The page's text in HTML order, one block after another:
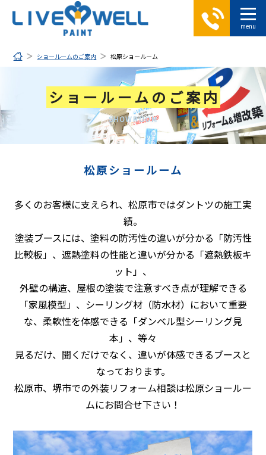
ショールームのご案内 松原ショールーム
ショールームのご案内
SHOWROOM
松原ショールーム
多くのお客様に支えられ、松原市ではダントツの施工実
績。
塗装ブースには、塗料の防汚性の違いが分かる「防汚性
比較板」、遮熱塗料の性能と違いが分かる「遮熱鉄板キ
ット」、
外壁の構造、屋根の塗装で注意すべき点が理解できる
「家風模型」、シーリング材（防水材）において重要
な、柔軟性を体感できる「ダンベル型シーリング見
本」、等々
見るだけ、聞くだけでなく、違いが体感できるブースと
なっております。
松原市、堺市での外装リフォーム相談は松原ショールー
ムにお問合せ下さい！